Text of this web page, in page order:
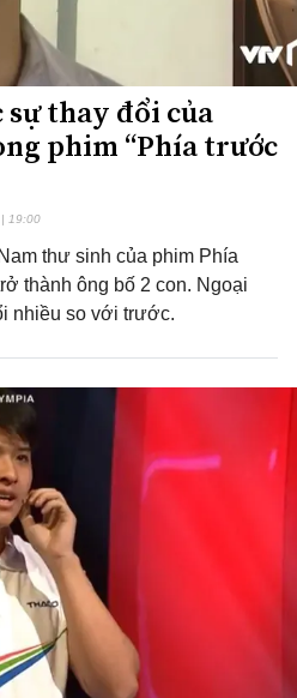
thay đổi của
phim “Phía trước
19:00
thư sinh của phim Phía
thành ông bố 2 con. Ngoại
nhiều so với trước.